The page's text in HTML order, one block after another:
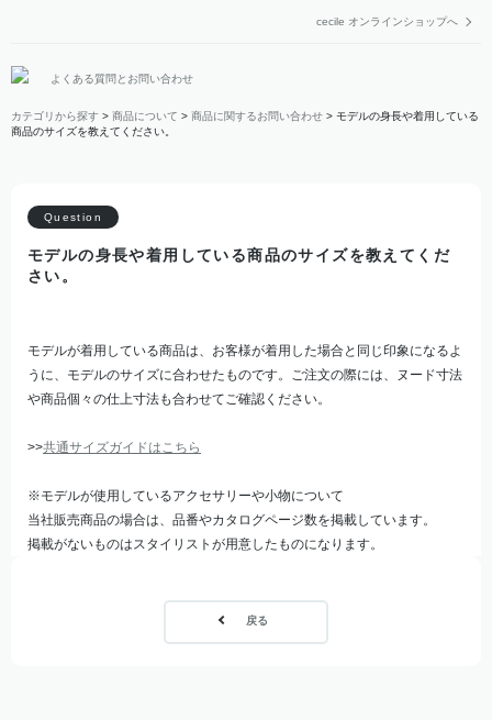
cecile オンラインショップへ
よくある質問とお問い合わせ
カテゴリから探す > 商品について > 商品に関するお問い合わせ > モデルの身長や着用している
商品のサイズを教えてください。
モデルの身長や着用している商品のサイズを教えてくだ
さい。
モデルが着用している商品は、お客様が着用した場合と同じ印象になるよ
うに、モデルのサイズに合わせたものです。ご注文の際には、ヌード寸法
や商品個々の仕上寸法も合わせてご確認ください。
>>共通サイズガイドはこちら
※モデルが使用しているアクセサリーや小物について
当社販売商品の場合は、品番やカタログページ数を掲載しています。
掲載がないものはスタイリストが用意したものになります。
戻る